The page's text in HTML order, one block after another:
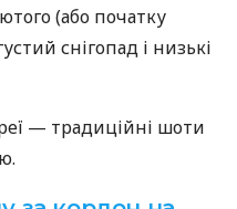
(або початку
снігопад і низькі
— традиційні шоти